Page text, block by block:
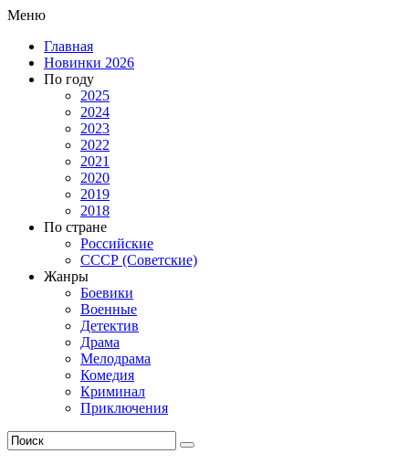
Меню
Главная
Новинки 2026
По году
2025
2024
2023
2022
2021
2020
2019
2018
По стране
Российские
СССР (Советские)
Жанры
Боевики
Военные
Детектив
Драма
Мелодрама
Комедия
Криминал
Приключения